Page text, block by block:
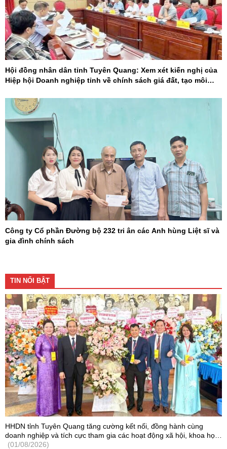
Hội đồng nhân dân tỉnh Tuyên Quang: Xem xét kiến nghị của
Hiệp hội Doanh nghiệp tỉnh về chính sách giá đất, tạo môi
Công ty Cổ phần Đường bộ 232 tri ân các Anh hùng Liệt sĩ và
gia đình chính sách
TIN NỔI BẬT
HHDN tỉnh Tuyên Quang tăng cường kết nối, đồng hành cùng
doanh nghiệp và tích cực tham gia các hoạt động xã hội, khoa học
- công nghệ
(01/08/2026)